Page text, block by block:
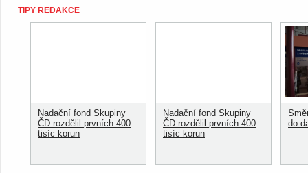
TIPY REDAKCE
Nadační fond Skupiny
ČD rozdělil prvních 400
tisíc korun
Nadační fond Skupiny
ČD rozdělil prvních 400
tisíc korun
do